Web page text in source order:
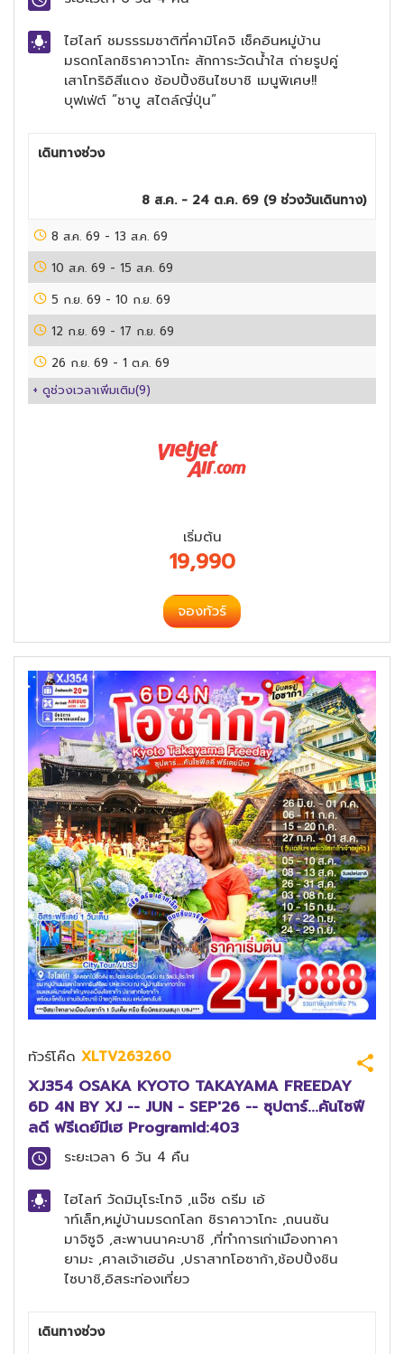
ไฮไลท์ ชมรรรมชาติที่คามิโคจิ เช็คอินหมู่บ้าน
มรดกโลกชิราคาวาโกะ สักการะวัดน้ำใส ถ่ายรูปคู่
เสาโทริอิสีแดง ช้อปปิ้งซินไซบาชิ เมนูพิเศษ!!
บุฟเฟ่ต์ “ชาบู สไตล์ญี่ปุ่น”
เดินทางช่วง
8 ส.ค. - 24 ต.ค. 69 (9ช่วงวันเดินทาง)
8 ส.ค. 69 - 13 ส.ค. 69
10 ส.ค. 69 - 15 ส.ค. 69
5 ก.ย. 69 - 10 ก.ย. 69
12 ก.ย. 69 - 17 ก.ย. 69
26 ก.ย. 69 - 1 ต.ค. 69
+ ดูช่วงเวลาเพิ่มเติม(9)
เริ่มต้น
19,990
จองทัวร์
ทัวร์โค๊ด XLTV263260
XJ354 OSAKA KYOTO TAKAYAMA FREEDAY
6D 4N BY XJ -- JUN - SEP'26 -- ซุปตาร์...คันไซฟี
ลดี ฟรีเดย์มีเฮ ProgramId:403
ระยะเวลา 6 วัน 4 คืน
ไฮไลท์ วัดมิมุโระโทจิ ,แจ๊ซ ดรีม เอ้
าท์เล็ท,หมู่บ้านมรดกโลก ชิราคาวาโกะ ,ถนนซัน
มาจิซูจิ ,สะพานนาคะบาชิ ,ที่ทำการเก่าเมืองทาคา
ยามะ ,ศาลเจ้าเฮอัน ,ปราสาทโอซาก้า,ช้อปปิ้งชิน
ไซบาชิ,อิสระท่องเที่ยว
เดินทางช่วง